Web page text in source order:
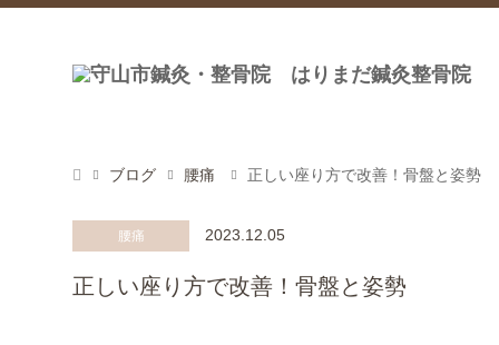
ブログ 腰痛 正しい座り方で改善！骨盤と姿勢
腰痛 2023.12.05
正しい座り方で改善！骨盤と姿勢